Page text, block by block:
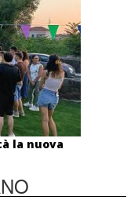
la nuova